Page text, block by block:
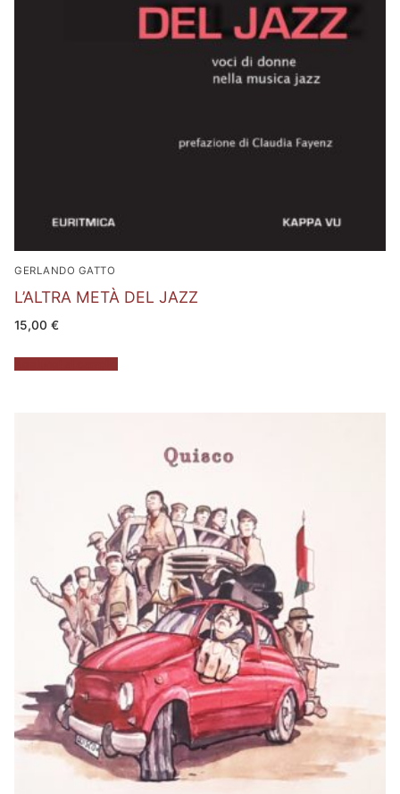
GERLANDO GATTO
L’ALTRA METÀ DEL JAZZ
15,00 €